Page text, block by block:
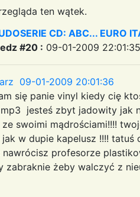
ten wątek.
CD: ABC... EURO
#20 : 09-01-2009
09-01-2009 20:01:36
się panie vinyl kiedy cię
jesteś zbyt jadowity jak
swoimi mądrościami!!!!
w dupie kapelusz !!!!
nawrócisz profesorze
zabraknie żeby walczyć z